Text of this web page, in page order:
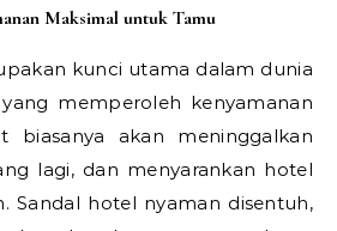
Maksimal untuk Tamu
kunci utama dalam dunia
memperoleh kenyamanan
biasanya akan meninggalkan
lagi, dan menyarankan hotel
Sandal hotel nyaman disentuh,